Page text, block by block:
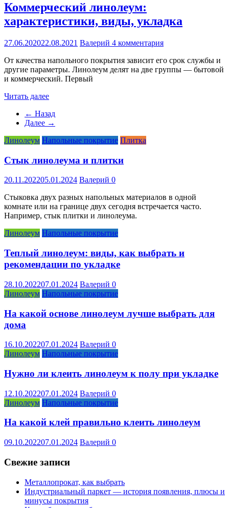
Коммерческий линолеум:
характеристики, виды, укладка
27.06.202022.08.2021 Валерий 4 комментария
От качества напольного покрытия зависит его срок службы и
другие параметры. Линолеум делят на две группы — бытовой
и коммерческий. Первый
Читать далее
← Назад
Далее →
Линолеум Напольные покрытие Плитка
Стык линолеума и плитки
20.11.202205.01.2024 Валерий 0
Стыковка двух разных напольных материалов в одной
комнате или на границе двух сегодня встречается часто.
Например, стык плитки и линолеума.
Линолеум Напольные покрытие
Теплый линолеум: виды, как выбрать и
рекомендации по укладке
28.10.202207.01.2024 Валерий 0
Линолеум Напольные покрытие
На какой основе линолеум лучше выбрать для
дома
16.10.202207.01.2024 Валерий 0
Линолеум Напольные покрытие
Нужно ли клеить линолеум к полу при укладке
12.10.202207.01.2024 Валерий 0
Линолеум Напольные покрытие
На какой клей правильно клеить линолеум
09.10.202207.01.2024 Валерий 0
Свежие записи
Металлопрокат, как выбрать
Индустриальный паркет — история появления, плюсы и
минусы покрытия